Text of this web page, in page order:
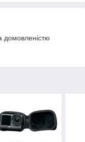
домовленістю